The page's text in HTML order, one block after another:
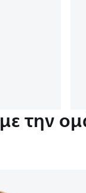
την